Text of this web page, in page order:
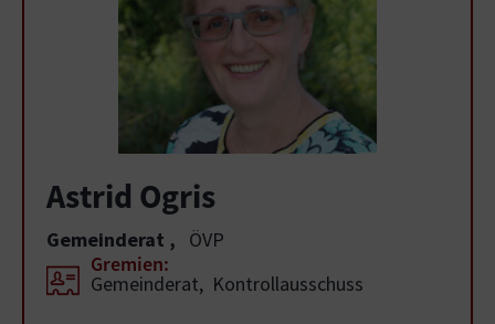
Astrid Ogris
Gemeinderat ,
ÖVP
Gremien:
Gemeinderat, Kontrollausschuss